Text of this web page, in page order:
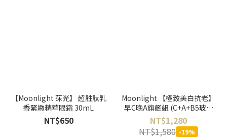
【Moonlight 莯光】 超胜肽乳
香緊緻精華眼霜 30mL
NT$650
Moonlight 【極致美白抗老】
早C晚A旗艦組 (C+A+B5玻尿
酸)
NT$1,280
NT$1,580 -19%